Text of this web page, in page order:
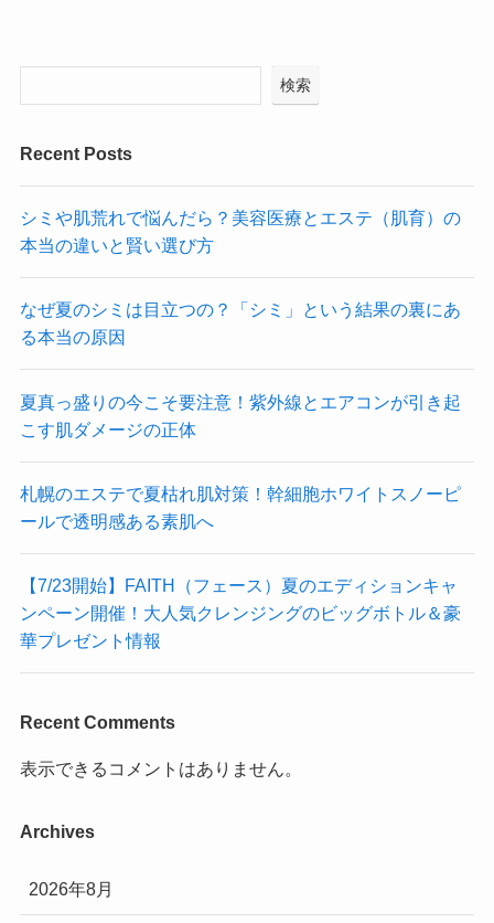
検索
Recent Posts
シミや肌荒れで悩んだら？美容医療とエステ（肌育）の
本当の違いと賢い選び方
なぜ夏のシミは目立つの？「シミ」という結果の裏にあ
る本当の原因
夏真っ盛りの今こそ要注意！紫外線とエアコンが引き起
こす肌ダメージの正体
札幌のエステで夏枯れ肌対策！幹細胞ホワイトスノーピ
ールで透明感ある素肌へ
【7/23開始】FAITH（フェース）夏のエディションキャ
ンペーン開催！大人気クレンジングのビッグボトル＆豪
華プレゼント情報
Recent Comments
表示できるコメントはありません。
Archives
2026年8月